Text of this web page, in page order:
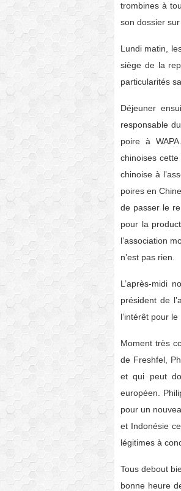
trombines à
son dossier
Lundi matin,
siège de la
particularités
Déjeuner
responsable
poire à
chinoises
chinoise à
poires en
de passer le
pour la
l’association
n’est pas rien.
L’après-midi
président de
l’intérêt pour
Moment très
de Freshfel,
et qui peut
européen.
pour un
et Indonésie
légitimes à
Tous debout
bonne heure